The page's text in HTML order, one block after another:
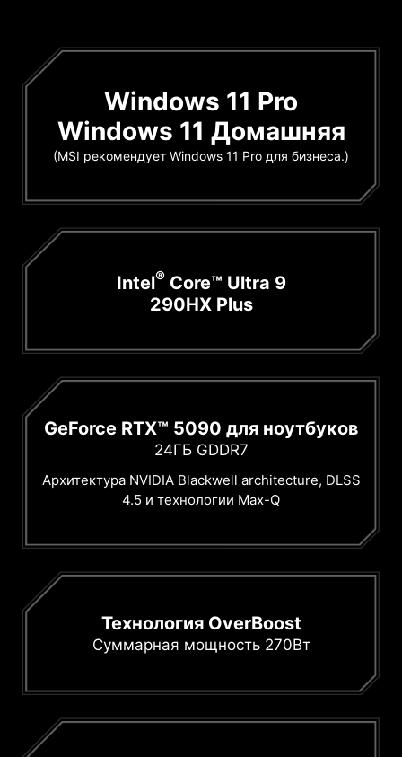
Windows 11 Pro
Windows 11 Домашняя
(MSI рекомендует Windows 11 Pro для бизнеса.)
Intel®Core™ Ultra 9
290HX Plus
GeForce RTX™ 5090 для ноутбуков
24ГБ GDDR7
Архитектура NVIDIA Blackwell architecture, DLSS
4.5 и технологии Max-Q
Технология OverBoost
Суммарная мощность 270Вт